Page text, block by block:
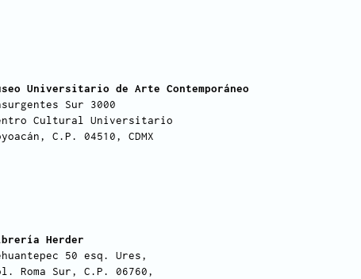
Universitario de Arte Contemporáneo
Sur 3000
Cultural Universitario
C.P. 04510, CDMX
Herder
50 esq. Ures,
Roma Sur, C.P. 06760,